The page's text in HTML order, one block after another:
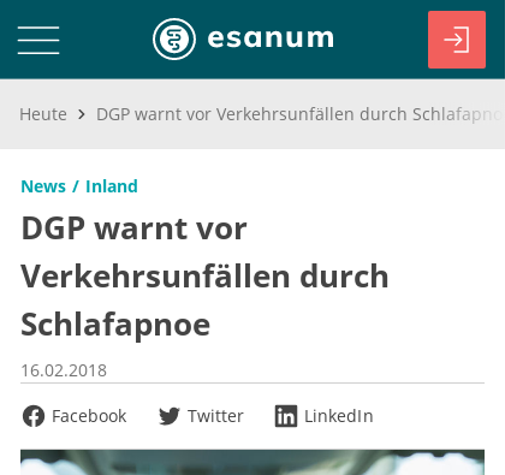
Heute DGP warnt vor Verkehrsunfällen durch Schlafapnoe
News Inland
DGP warnt vor
Verkehrsunfällen durch
Schlafapnoe
16.02.2018
Facebook
Twitter LinkedIn